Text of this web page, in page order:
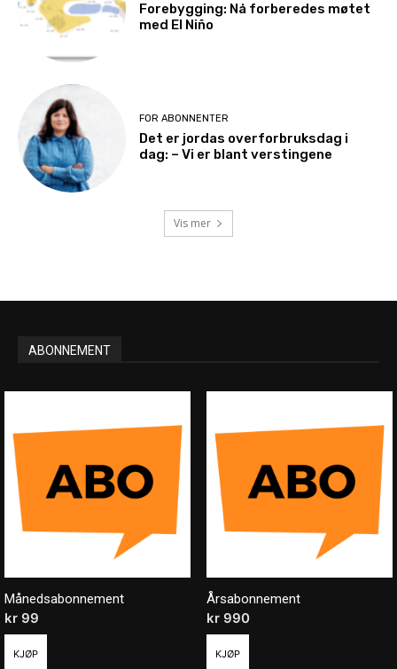
Forebygging: Nå forberedes møtet
med El Niño
FOR ABONNENTER
Det er jordas overforbruksdag i
dag: – Vi er blant verstingene
Vis mer
ABONNEMENT
Månedsabonnement
kr 99
KJØP
Årsabonnement
kr990
KJØP